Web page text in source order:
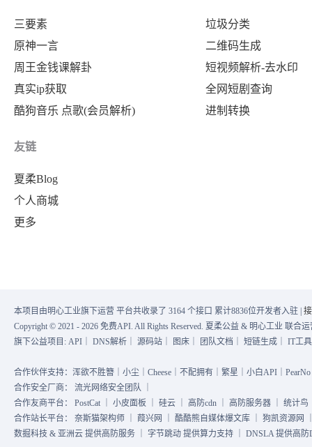
三要素
原神一言
周王金钱课解卦
真实ip获取
酷狗音乐 点歌(会员解析)
垃圾分类
二维码生成
短视频解析-去水印
全网短剧查询
进制转换
友链
夏柔Blog
个人商城
更多
本项目由明心工业旗下运营 平台共收录了 3164 个接口 累计8836位开发者入驻 |
Copyright © 2021 - 2026 免费API. All Rights Reserved. 夏柔公益 & 明心工业 联合
旗下公益项目: API DNS解析 源码站 图床 团队文档 短链生成 IT工
合作伙伴支持：浑欲不胜簪｜小尘｜Cheese｜不配拥有｜繁星｜小白API｜
合作安全厂商： 流光网络安全团队
合作友商平台： PostCat 小皮面板 硅云 高防cdn 高防服务器 统计鸟
合作站长平台： 奈斯猫架构师 葭兴网 酷酷熊自媒体爆文库 狗凯资源网
数掘科技 & 亚洲云 提供高防服务 ｜ 字节跳动 提供算力支持 ｜ DNSLA 提供高